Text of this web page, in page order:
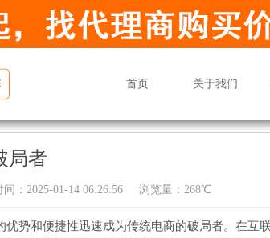
首页 关于我们
局者
间：2025-01-14 06:26:56 浏览量：268℃
势和便捷性迅速成为传统电商的破局者。在互